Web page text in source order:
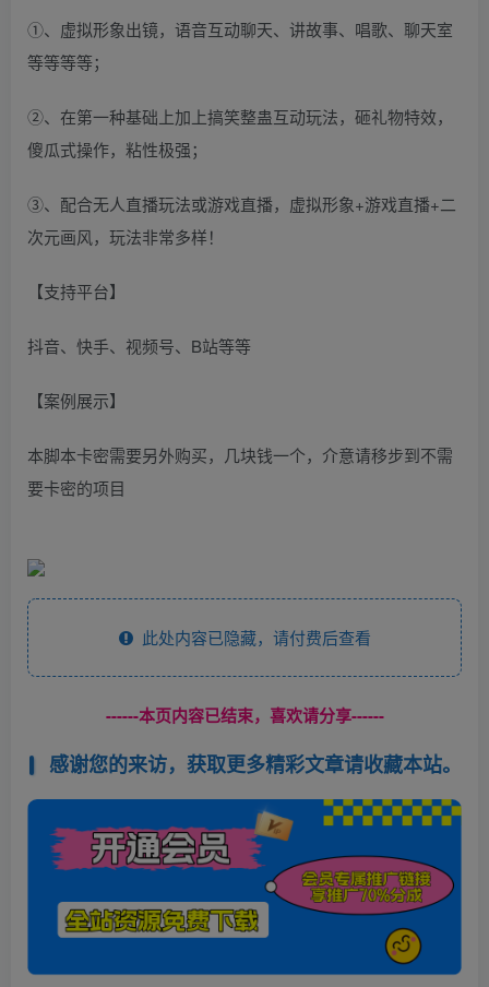
①、虚拟形象出镜，语音互动聊天、讲故事、唱歌、聊天室
等等等等；
②、在第一种基础上加上搞笑整蛊互动玩法，砸礼物特效，
傻瓜式操作，粘性极强；
③、配合无人直播玩法或游戏直播，虚拟形象+游戏直播+二
次元画风，玩法非常多样！
【支持平台】
抖音、快手、视频号、B站等等
【案例展示】
本脚本卡密需要另外购买，几块钱一个，介意请移步到不需
要卡密的项目
此处内容已隐藏，请付费后查看
------本页内容已结束，喜欢请分享------
感谢您的来访，获取更多精彩文章请收藏本站。